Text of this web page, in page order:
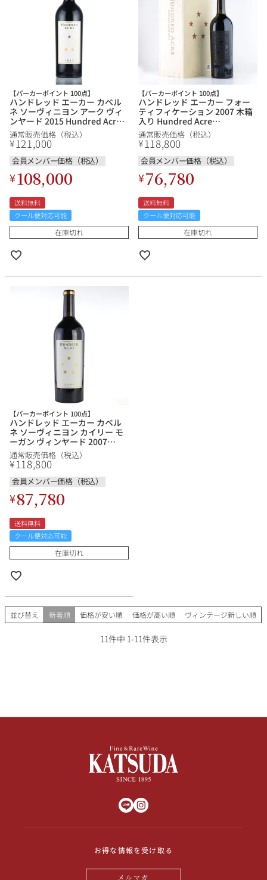
【パーカーポイント 100点】
ハンドレッド エーカー カベル
ネ ソーヴィニヨン アーク ヴィ
ンヤード 2015 Hundred Acre
Cabernet Sauvignon Ark
Vineyard アメリカ カリフォル
ニア 赤ワイン
通常販売価格（税込）
¥121,000
会員メンバー価格（税込）
¥108,000
送料無料
クール便対応可能
在庫切れ
【パーカーポイント 100点】
ハンドレッド エーカー フォー
ティフィケーション 2007 木箱
入り Hundred Acre
Fortification アメリカ カリフ
ォルニア 甘口ワイン 赤ワイン
通常販売価格（税込）
¥118,800
会員メンバー価格（税込）
¥76,780
送料無料
クール便対応可能
在庫切れ
【パーカーポイント 100点】
ハンドレッド エーカー カベル
ネ ソーヴィニヨン カイリー モ
ーガン ヴィンヤード 2007
Hundred Acre Cabernet
Sauvignon Kayli Morgan
Vineyard アメリカ カリフォル
ニア 赤ワイン
通常販売価格（税込）
¥118,800
会員メンバー価格（税込）
¥87,780
送料無料
クール便対応可能
在庫切れ
並び替え 新着順 価格が安い順 価格が高い順 ヴィンテージ新しい順
11件中 1-11件表示
お得な情報を受け取る
メルマガ